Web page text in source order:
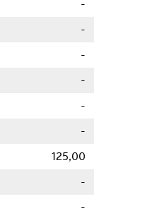
-
-
-
-
-
-
125,00
-
-